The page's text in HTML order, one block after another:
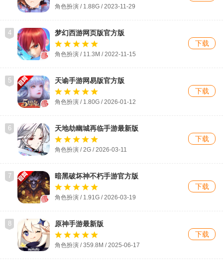
角色扮演 / 1.88G / 2023-11-29
4 梦幻西游网页版官方版
角色扮演 / 11.3M / 2022-11-15
下载
5 天谕手游网易版官方版
角色扮演 / 1.80G / 2026-01-12
下载
6 天地劫幽城再临手游最新版
角色扮演 / 2G / 2026-03-11
下载
7 暗黑破坏神不朽手游官方版
角色扮演 / 1.91G / 2026-03-19
下载
8 原神手游最新版
角色扮演 / 359.8M / 2025-06-17
下载